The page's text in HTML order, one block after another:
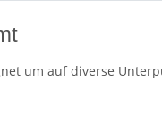
um auf diverse